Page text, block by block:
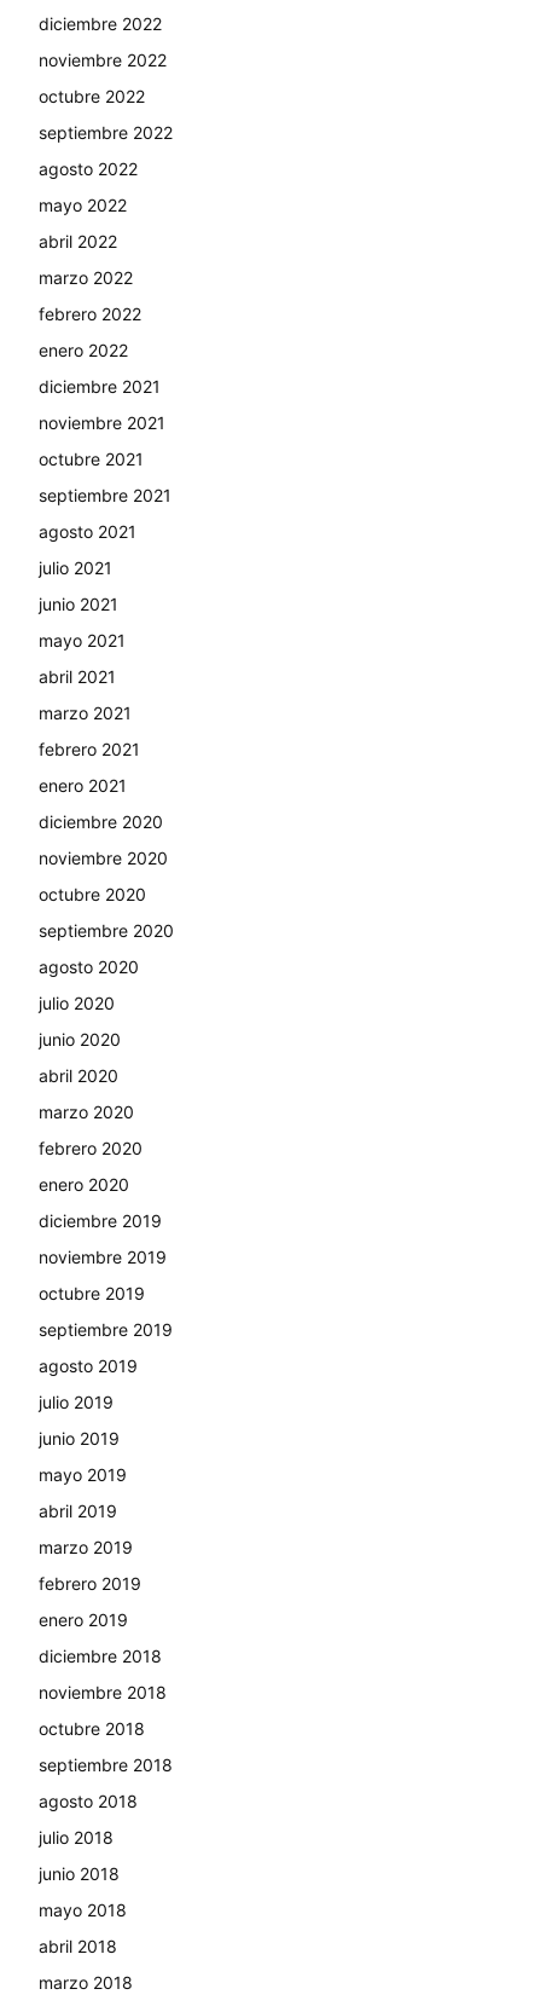
diciembre 2022
noviembre 2022
octubre 2022
septiembre 2022
agosto 2022
mayo 2022
abril 2022
marzo 2022
febrero 2022
enero 2022
diciembre 2021
noviembre 2021
octubre 2021
septiembre 2021
agosto 2021
julio 2021
junio 2021
mayo 2021
abril 2021
marzo 2021
febrero 2021
enero 2021
diciembre 2020
noviembre 2020
octubre 2020
septiembre 2020
agosto 2020
julio 2020
junio 2020
abril 2020
marzo 2020
febrero 2020
enero 2020
diciembre 2019
noviembre 2019
octubre 2019
septiembre 2019
agosto 2019
julio 2019
junio 2019
mayo 2019
abril 2019
marzo 2019
febrero 2019
enero 2019
diciembre 2018
noviembre 2018
octubre 2018
septiembre 2018
agosto 2018
julio 2018
junio 2018
mayo 2018
abril 2018
marzo 2018